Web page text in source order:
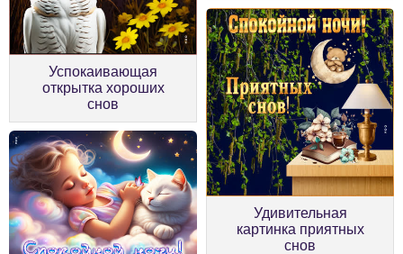
Успокаивающая
открытка хороших
снов
Удивительная
картинка приятных
снов